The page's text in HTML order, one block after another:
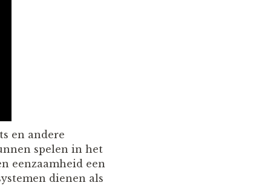
en andere
spelen in het
eenzaamheid een
dienen als